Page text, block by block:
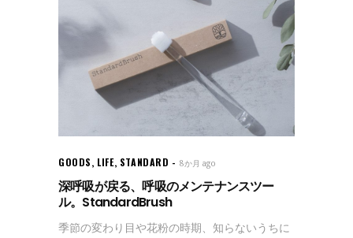
GOODS, LIFE, STANDARD 8か月 ago
深呼吸が戻る、呼吸のメンテナンスツー
ル。StandardBrush
季節の変わり目や花粉の時期、知らないうちに